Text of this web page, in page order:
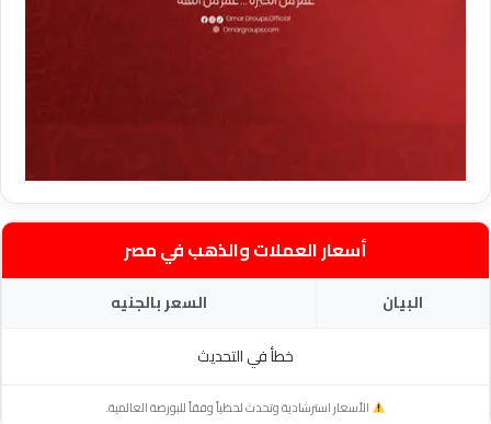
أسعار العملات والذهب في مصر
البيان
السعر بالجنيه
خطأ في التحديث
الأسعار استرشادية وتحدث لحظياً وفقاً للبورصة العالمية.